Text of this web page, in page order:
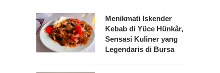
Menikmati Iskender
Kebab di Yüce Hünkâr,
Sensasi Kuliner yang
Legendaris di Bursa